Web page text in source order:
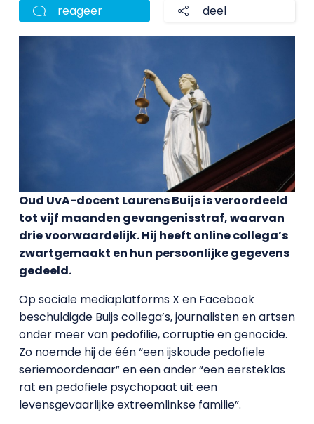
reageer deel
Oud UvA-docent Laurens Buijs is veroordeeld
tot vijf maanden gevangenisstraf, waarvan
drie voorwaardelijk. Hij heeft online collega’s
zwartgemaakt en hun persoonlijke gegevens
gedeeld.
Op sociale mediaplatforms X en Facebook
beschuldigde Buijs collega’s, journalisten en artsen
onder meer van pedofilie, corruptie en genocide.
Zo noemde hij de één “een ijskoude pedofiele
seriemoordenaar” en een ander “een eersteklas
rat en pedofiele psychopaat uit een
levensgevaarlijke extreemlinkse familie”.